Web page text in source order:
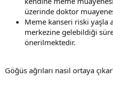
üzerinde doktor
Meme kanseri riski yaşla
merkezine gelebildiği
önerilmektedir.
Göğüs ağrıları nasıl ortaya